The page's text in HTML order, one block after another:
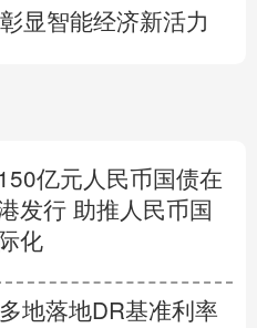
显智能经济新活力
150亿元人民币国债在
发行 助推人民币国
际化
地落地DR基准利率